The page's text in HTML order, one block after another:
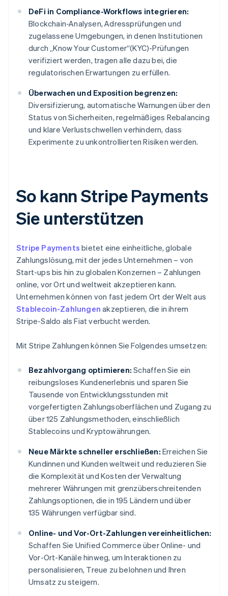
DeFi in Compliance-Workflows integrieren:
Blockchain-Analysen, Adressprüfungen und
zugelassene Umgebungen, in denen Institutionen
durch „Know Your Customer“(KYC)-Prüfungen
verifiziert werden, tragen alle dazu bei, die
regulatorischen Erwartungen zu erfüllen.
Überwachen und Exposition begrenzen:
Diversifizierung, automatische Warnungen über den
Status von Sicherheiten, regelmäßiges Rebalancing
und klare Verlustschwellen verhindern, dass
Experimente zu unkontrollierten Risiken werden.
So kann Stripe Payments
Sie unterstützen
Stripe Payments bietet eine einheitliche, globale
Zahlungslösung, mit der jedes Unternehmen – von
Start-ups bis hin zu globalen Konzernen – Zahlungen
online, vor Ort und weltweit akzeptieren kann.
Unternehmen können von fast jedem Ort der Welt aus
Stablecoin-Zahlungen akzeptieren, die in ihrem
Stripe-Saldo als Fiat verbucht werden.
Mit Stripe Zahlungen können Sie Folgendes umsetzen:
Bezahlvorgang optimieren: Schaffen Sie ein
reibungsloses Kundenerlebnis und sparen Sie
Tausende von Entwicklungsstunden mit
vorgefertigten Zahlungsoberflächen und Zugang zu
über 125 Zahlungsmethoden, einschließlich
Stablecoins und Kryptowährungen.
Neue Märkte schneller erschließen: Erreichen Sie
Kundinnen und Kunden weltweit und reduzieren Sie
die Komplexität und Kosten der Verwaltung
mehrerer Währungen mit grenzüberschreitenden
Zahlungsoptionen, die in 195 Ländern und über
135 Währungen verfügbar sind.
Online- und Vor-Ort-Zahlungen vereinheitlichen:
Schaffen Sie Unified Commerce über Online- und
Vor-Ort-Kanäle hinweg, um Interaktionen zu
personalisieren, Treue zu belohnen und Ihren
Umsatz zu steigern.